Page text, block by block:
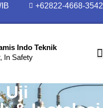
+62822-4668-3542
Indo Teknik
In Safety
Uji